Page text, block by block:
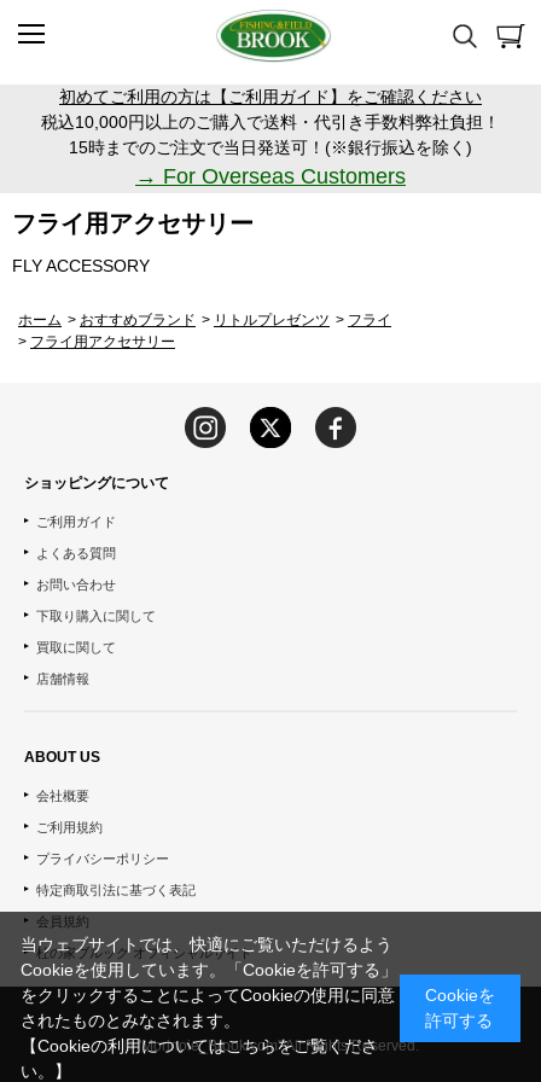
初めてご利用の方は【ご利用ガイド】をご確認ください
税込10,000円以上のご購入で送料・代引き手数料弊社負担！
15時までのご注文で当日発送可！(※銀行振込を除く)
→ For Overseas Customers
フライ用アクセサリー
FLY ACCESSORY
ホーム > おすすめブランド > リトルプレゼンツ > フライ
> フライ用アクセサリー
ショッピングについて
ご利用ガイド
よくある質問
お問い合わせ
下取り購入に関して
買取に関して
店舗情報
ABOUT US
会社概要
ご利用規約
プライバシーポリシー
特定商取引法に基づく表記
会員規約
杜の家ブルック オフィシャルサイト
© "Morinoie_Brook.com" All Rights Reserved.
当ウェブサイトでは、快適にご覧いただけるよう
Cookieを使用しています。「Cookieを許可する」
をクリックすることによってCookieの使用に同意
されたものとみなされます。
【Cookieの利用についてはこちらをご覧くださ
い。】
Cookieを
許可する